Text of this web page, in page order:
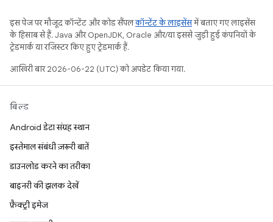
इस पेज पर मौजूद कॉन्टेंट और कोड सैंपलकॉन्टेंट के लाइसेंसमें बताए गए लाइसेंस
के हिसाब से हैं. Java और OpenJDK, Oracle और/या इससे जुड़ी हुई कंपनियों के
ट्रेडमार्क या रजिस्टर किए हुए ट्रेडमार्क हैं.
आखिरी बार 2026-06-22 (UTC) को अपडेट किया गया.
बिल्ड
Android डेटा संग्रह स्थान
इस्तेमाल संबंधी ज़रूरी बातें
डाउनलोड करने का तरीका
बाइनरी की झलक देखें
फ़ैक्ट्री इमेज